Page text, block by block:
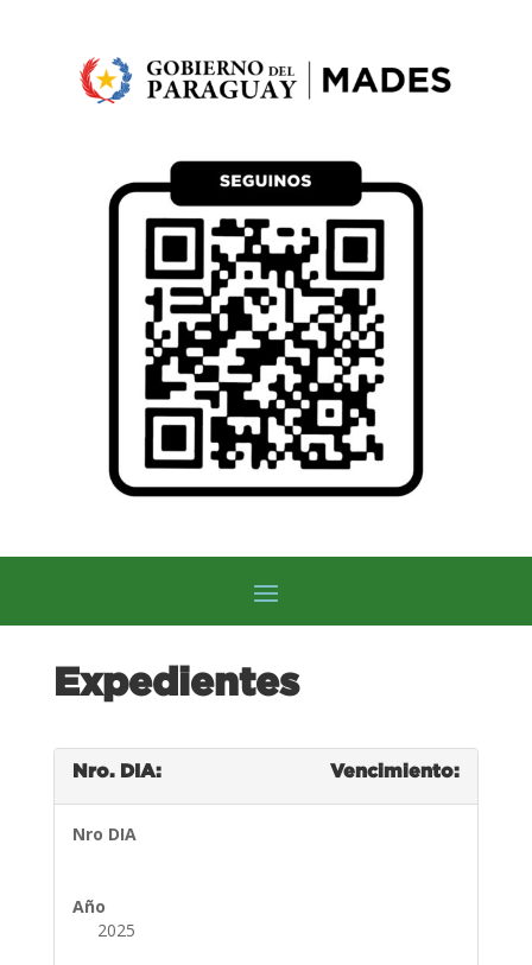
Expedientes
Nro. DIA: Vencimiento:
Nro DIA
Año
2025